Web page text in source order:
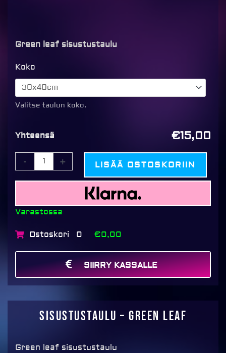
Green leaf sisustustaulu
Koko
Valitse taulun koko.
Yhteensä €15,00
-
Sisustustaulu
-
Green
leaf
+ LISÄÄ OSTOSKORIIN
Varastossa
Ostoskori 0 €0,00
SIIRRY KASSALLE
Sisustustaulu – Green leaf
Green leaf sisustustaulu